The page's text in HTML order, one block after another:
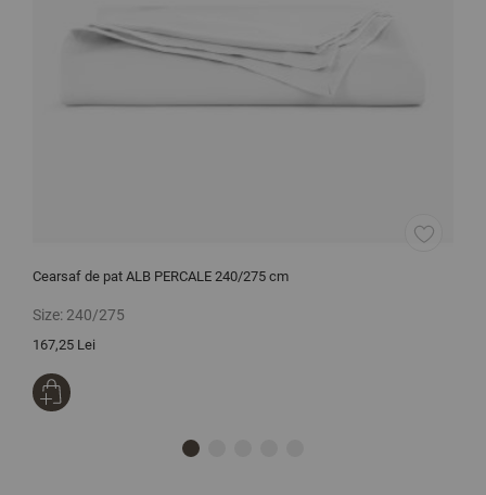
Cearsaf de pat ALB PERCALE 240/275 cm
Size: 240/275
167,25 Lei